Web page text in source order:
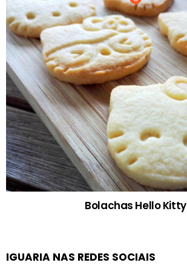
Bolachas Hello Kitty
IGUARIA NAS REDES SOCIAIS